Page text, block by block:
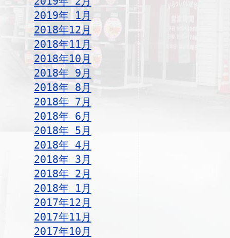
2019年 1月
2018年12月
2018年11月
2018年10月
2018年 9月
2018年 8月
2018年 7月
2018年 6月
2018年 5月
2018年 4月
2018年 3月
2018年 2月
2018年 1月
2017年12月
2017年11月
2017年10月